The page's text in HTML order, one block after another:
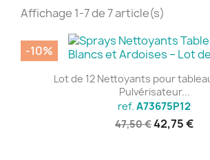
Affichage 1-7 de 7 article(s)
Lot de 12 Nettoyants pour
Pulvérisateur...
ref. A73675P12
47,50 €42,75 €
-10%